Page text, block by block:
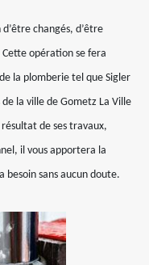
changés, d’être
opération se fera
la plomberie tel que Sigler
la ville de Gometz La Ville
de ses travaux,
il vous apportera la
sans aucun doute.